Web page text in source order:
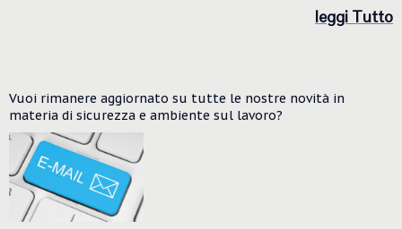
leggi Tutto
Vuoi rimanere aggiornato su tutte le nostre novità in
materia di sicurezza e ambiente sul lavoro?